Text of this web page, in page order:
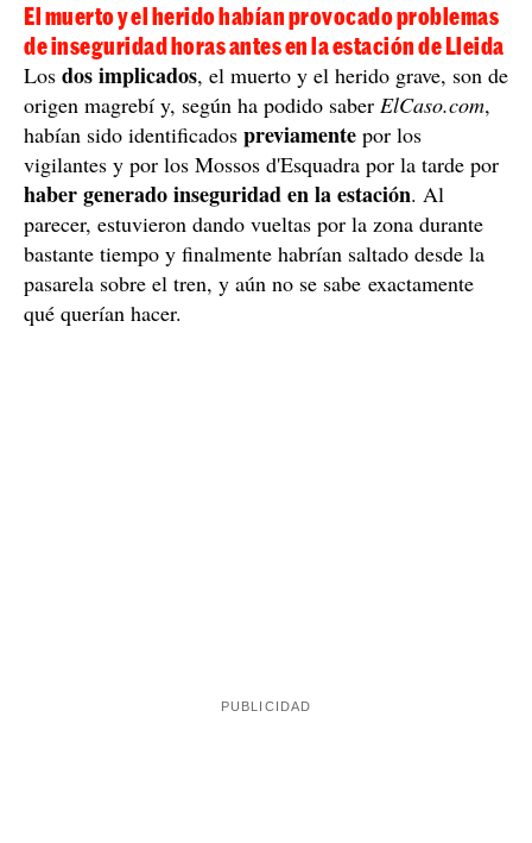
El muerto y el herido habían provocado problemas
de inseguridad horas antes en la estación de Lleida
Los dos implicados, el muerto y el herido grave, son de
origen magrebí y, según ha podido saber ElCaso.com,
habían sido identificados previamente por los
vigilantes y por los Mossos d'Esquadra por la tarde por
haber generado inseguridad en la estación. Al
parecer, estuvieron dando vueltas por la zona durante
bastante tiempo y finalmente habrían saltado desde la
pasarela sobre el tren, y aún no se sabe exactamente
qué querían hacer.